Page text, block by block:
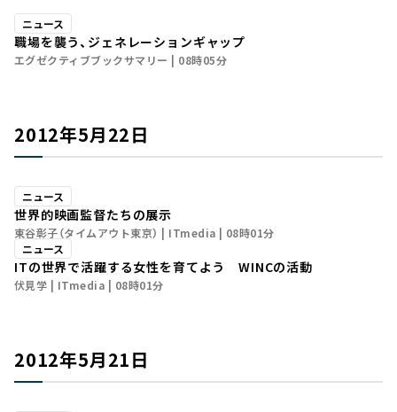
ニュース
職場を襲う、ジェネレーションギャップ
エグゼクティブブックサマリー 08時05分
2012年5月22日
ニュース
世界的映画監督たちの展示
東谷彰子（タイムアウト東京） ITmedia
08時01分
ニュース
ITの世界で活躍する女性を育てよう WINCの活動
伏見学 ITmedia 08時01分
2012年5月21日